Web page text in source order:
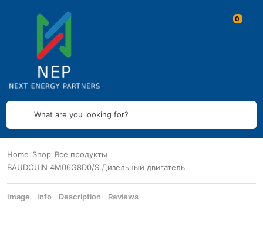
What are you looking for?
Home Shop Все продукты
BAUDOUIN 4M06G8D0/S Дизельный двигатель
Image Info Description Reviews